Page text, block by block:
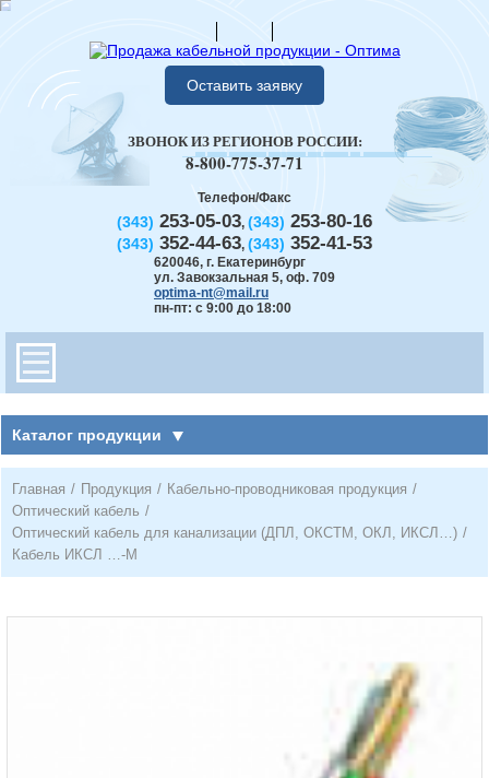
Оставить заявку
Телефон/Факс
(343) 253-05-03, (343) 253-80-16
(343) 352-44-63, (343) 352-41-53
620046, г. Екатеринбург
ул. Завокзальная 5, оф. 709
optima-nt@mail.ru
пн-пт: с 9:00 до 18:00
ЗВОНОК ИЗ РЕГИОНОВ РОССИИ:
8-800-775-37-71
Каталог продукции
Главная / Продукция / Кабельно-проводниковая продукция /
Оптический кабель /
Оптический кабель для канализации (ДПЛ, ОКСТМ, ОКЛ, ИКСЛ…) /
Кабель ИКСЛ …-М